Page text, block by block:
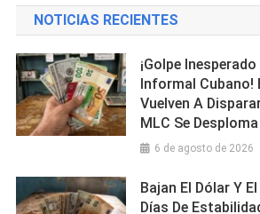
NOTICIAS RECIENTES
¡Golpe
Informal Cubano!
Vuelven A
MLC Se Desploma
6 de agosto de 2026
Bajan El Dólar Y
Días De